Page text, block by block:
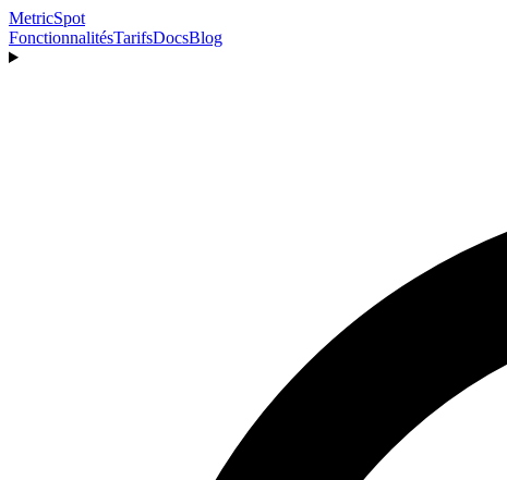
MetricSpot
FonctionnalitésTarifsDocsBlog